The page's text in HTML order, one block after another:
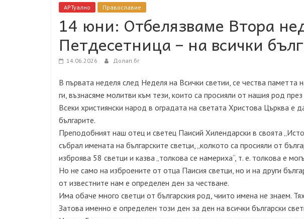
АРТуално Православие
14 юни: Отбелязваме Втора
Петдесетница – на всички
14.06.2026 Долап.бг
В първата неделя след Неделя на Всички светии, се чества паметта
ги, възнасяме молитви към тези, които са просияли от нашия род през
Всеки християнски народ в оградата на светата Христова Църква е
българите.
Преподобният наш отец и светец Паисий Хилендарски в своята
събрал имената на българските светци, „колкото са просияли от
изброява 58 светци и казва „толкова се намериха“, т. е. толкова е
Но не само на изброените от отца Паисия светци, но и на други
от известните нам е определен ден за честване.
Има обаче много светци от българския род, чиито имена не знаем.
Затова именно е определен този ден за ден на всички български